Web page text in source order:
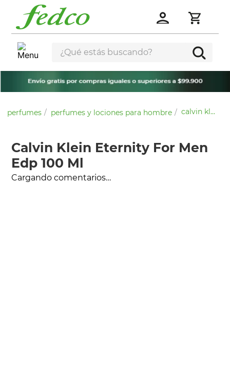
¿Qué estás buscando?
perfumes perfumes y lociones para hombre calvin klein eternity for men edp 100 ml
Calvin Klein Eternity For Men
Edp 100 Ml
Cargando comentarios…